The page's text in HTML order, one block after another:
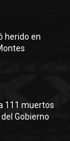
herido en
111 muertos
Gobierno